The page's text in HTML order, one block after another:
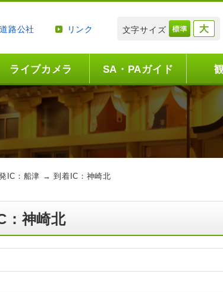
路公社 リンク 文字サイズ
ライブカメラ SA・PAガイド
発IC：船津 → 到着IC：神崎北
：神崎北